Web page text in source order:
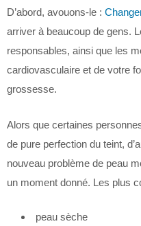
D’abord, avouons-le :
arriver à beaucoup de gens.
responsables, ainsi que les
cardiovasculaire et de votre
grossesse.
Alors que certaines
de pure perfection du teint,
nouveau problème de peau
un moment donné. Les plus
peau sèche